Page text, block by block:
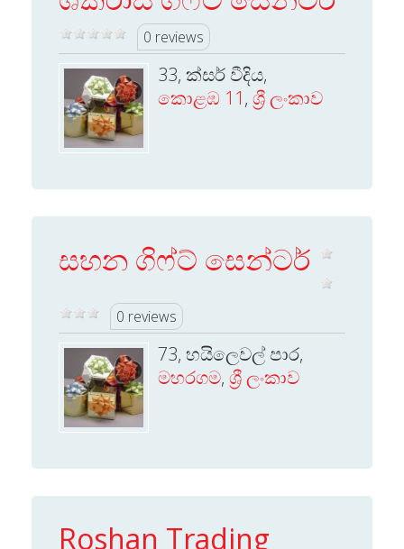
0 reviews
33, ක්සර් වීදිය,
කොළඹ 11, ශ්‍රී ලංකාව
සහන ගිෆ්ට් සෙන්ටර්
0 reviews
73, හයිලෙවල් පාර,
මහරගම, ශ්‍රී ලංකාව
Roshan Trading